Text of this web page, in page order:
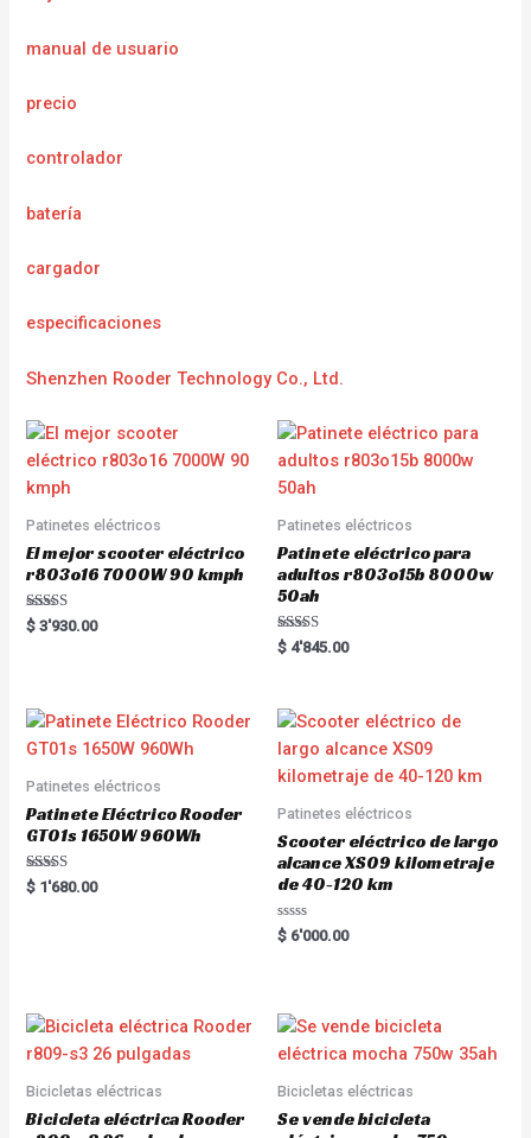
manual de usuario
precio
controlador
batería
cargador
especificaciones
Shenzhen Rooder Technology Co., Ltd.
Patinetes eléctricos
El mejor scooter eléctrico
r803o16 7000W 90 kmph
Rated
5.00
$ 3'930.00
Patinetes eléctricos
Patinete eléctrico para
adultos r803o15b 8000w
50ah
Rated
5.00
$ 4'845.00
Patinetes eléctricos
Patinete Eléctrico Rooder
GT01s 1650W 960Wh
Rated
5.00
$ 1'680.00
Patinetes eléctricos
Scooter eléctrico de largo
alcance XS09 kilometraje
de 40-120 km
R
a
o
u
t
o
5
$ 6'000.00
Bicicletas eléctricas
Bicicleta eléctrica Rooder
Bicicletas eléctricas
Se vende bicicleta